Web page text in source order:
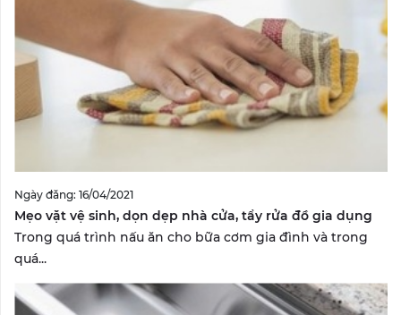
Ngày đăng: 16/04/2021
Mẹo vặt vệ sinh, dọn dẹp nhà cửa, tẩy rửa đồ gia dụng
Trong quá trình nấu ăn cho bữa cơm gia đình và trong
quá...